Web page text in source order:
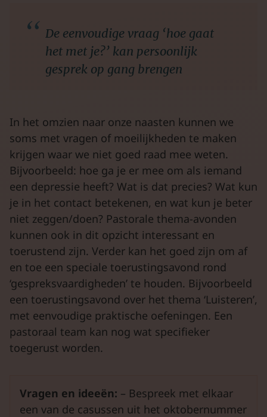
De eenvoudige vraag ‘hoe gaat
het met je?’ kan persoonlijk
gesprek op gang brengen
In het omzien naar onze naasten kunnen we
soms met vragen of moeilijkheden te maken
krijgen waar we niet goed raad mee weten.
Bijvoorbeeld: hoe ga je er mee om als iemand
een depressie heeft? Wat is dat precies? Wat kun
je in het contact betekenen, en wat kun je beter
niet zeggen/doen? Pastorale thema-avonden
kunnen ook in dit opzicht interessant en
toerustend zijn. Verder kan het goed zijn om af
en toe een speciale toerustingsavond rond
‘gespreksvaardigheden’ te houden. Bijvoorbeeld
een toerustingsavond over het thema ‘Luisteren’,
met eenvoudige praktische oefeningen. Een
pastoraal team kan nog wat specifieker
toegerust worden.
Vragen en ideeën: – Bespreek met elkaar
een van de casussen uit het oktobernummer